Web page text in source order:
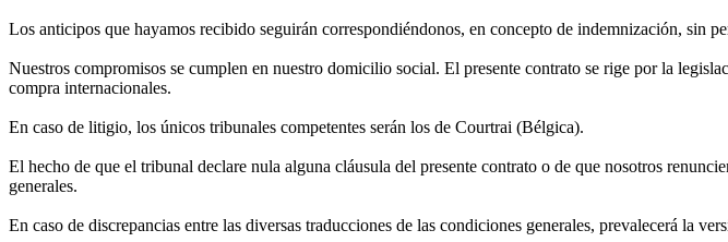
Los anticipos que hayamos recibido seguirán correspondiéndonos, en concepto de indemnización, sin
Nuestros compromisos se cumplen en nuestro domicilio social. El presente contrato se rige por la
compra internacionales.
En caso de litigio, los únicos tribunales competentes serán los de Courtrai (Bélgica).
El hecho de que el tribunal declare nula alguna cláusula del presente contrato o de que nosotros
generales.
En caso de discrepancias entre las diversas traducciones de las condiciones generales, prevalecerá la